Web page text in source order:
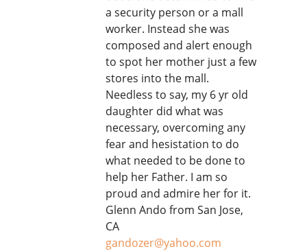
a security person or a mall
worker. Instead she was
composed and alert enough
to spot her mother just a few
stores into the mall.
Needless to say, my 6 yr old
daughter did what was
necessary, overcoming any
fear and hesistation to do
what needed to be done to
help her Father. I am so
proud and admire her for it.
Glenn Ando from San Jose,
CA
gandozer@yahoo.com